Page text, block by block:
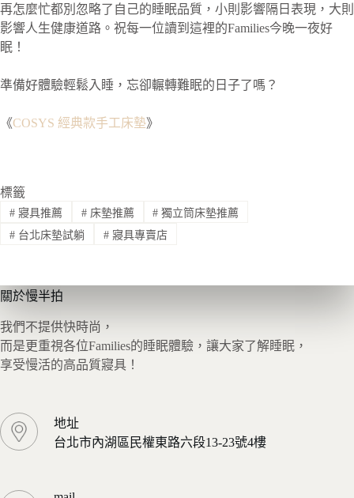
再怎麼忙都別忽略了自己的睡眠品質，小則影響隔日表現，大則
影響人生健康道路。祝每一位讀到這裡的Families今晚一夜好
眠！
準備好體驗輕鬆入睡，忘卻輾轉難眠的日子了嗎？
《COSYS 經典款手工床墊》
標籤
#寢具推薦 #床墊推薦 # 獨立筒床墊推薦
#台北床墊試躺 #寢具專賣店
關於慢半拍
我們不提供快時尚，
而是更重視各位Families的睡眠體驗，讓大家了解睡眠，
享受慢活的高品質寢具！
地址
台北市內湖區民權東路六段13-23號4樓